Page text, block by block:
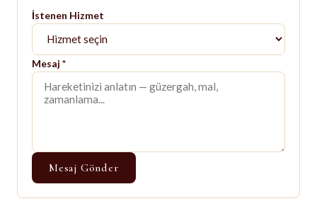
İstenen Hizmet
Mesaj *
Mesaj Gönder